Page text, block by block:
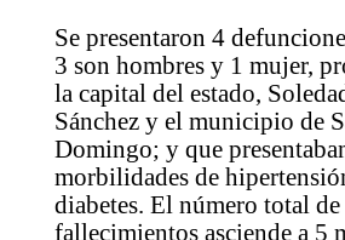
Se presentaron 4
3 son hombres y 1 mujer,
la capital del estado,
Sánchez y el municipio de
Domingo; y que
morbilidades de
diabetes. El número total de
fallecimientos asciende a 5